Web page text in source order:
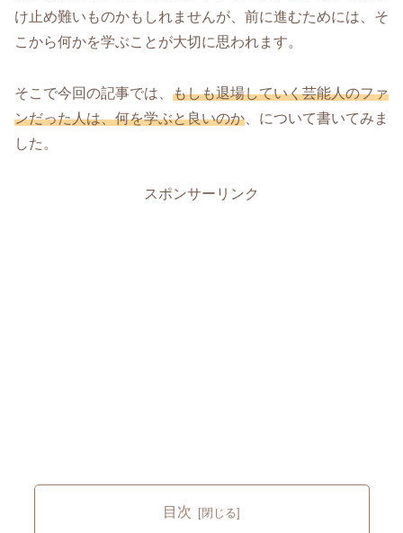
け止め難いものかもしれませんが、前に進むためには、そ
こから何かを学ぶことが大切に思われます。
そこで今回の記事では、 もしも退場していく芸能人のファ
ンだった人は、何を学ぶと良いのか 、について書いてみま
した。
スポンサーリンク
目次